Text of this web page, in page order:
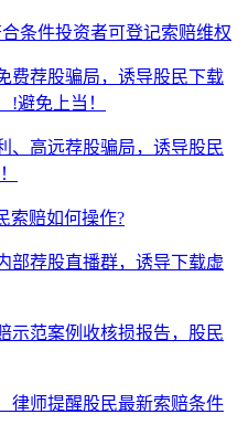
条件投资者可登记索赔维权
费荐股骗局，诱导股民下载
!避免上当！
、高远荐股骗局，诱导股民
索赔如何操作?
部荐股直播群，诱导下载虚
示范案例收核损报告，股民
律师提醒股民最新索赔条件